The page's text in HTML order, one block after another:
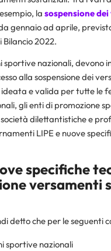
la sospensione
gennaio ad aprile,
2022.
sportive nazionali, devono
alla sospensione dei
ideata e valida per tutte le
gli enti di promozione
dilettantistiche e
LIPE e nuove
specifiche
versamenti
detto che per le seguenti
sportive nazionali